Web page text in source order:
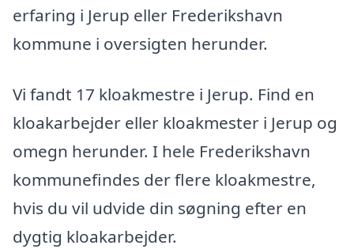
erfaring i Jerup eller Frederikshavn
kommune i oversigten herunder.
Vi fandt 17 kloakmestre i Jerup. Find en
kloakarbejder eller kloakmester i Jerup og
omegn herunder. I hele Frederikshavn
kommunefindes der flere kloakmestre,
hvis du vil udvide din søgning efter en
dygtig kloakarbejder.